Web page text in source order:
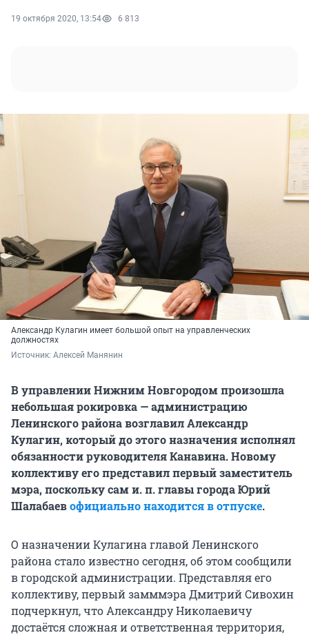
19 октября 2020, 13:54 6 813
Александр Кулагин имеет большой опыт на управленческих
должностях
Источник: Алексей Манянин
В управлении Нижним Новгородом произошла
небольшая рокировка — администрацию
Ленинского района возглавил Александр
Кулагин, который до этого назначения исполнял
обязанности руководителя Канавина. Новому
коллективу его представил первый заместитель
мэра, поскольку сам и. п. главы города Юрий
Шалабаевофициально находится в отпуске.
О назначении Кулагина главой Ленинского
района стало известно сегодня, об этом сообщили
в городской администрации. Представляя его
коллективу, первый замммэра Дмитрий Сивохин
подчеркнул, что Александру Николаевичу
достаётся сложная и ответственная территория,